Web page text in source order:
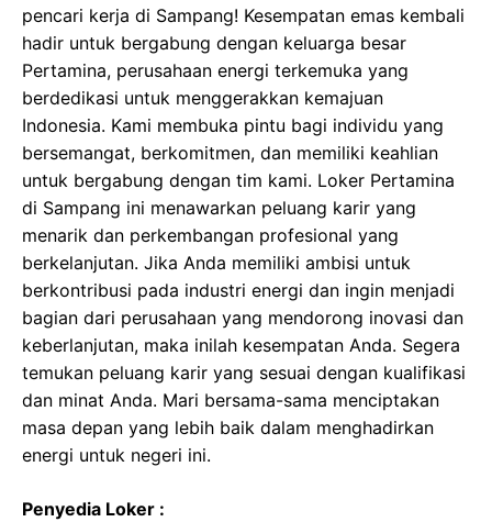
pencari kerja di Sampang! Kesempatan emas kembali
hadir untuk bergabung dengan keluarga besar
Pertamina, perusahaan energi terkemuka yang
berdedikasi untuk menggerakkan kemajuan
Indonesia. Kami membuka pintu bagi individu yang
bersemangat, berkomitmen, dan memiliki keahlian
untuk bergabung dengan tim kami. Loker Pertamina
di Sampang ini menawarkan peluang karir yang
menarik dan perkembangan profesional yang
berkelanjutan. Jika Anda memiliki ambisi untuk
berkontribusi pada industri energi dan ingin menjadi
bagian dari perusahaan yang mendorong inovasi dan
keberlanjutan, maka inilah kesempatan Anda. Segera
temukan peluang karir yang sesuai dengan kualifikasi
dan minat Anda. Mari bersama-sama menciptakan
masa depan yang lebih baik dalam menghadirkan
energi untuk negeri ini.
Penyedia Loker :